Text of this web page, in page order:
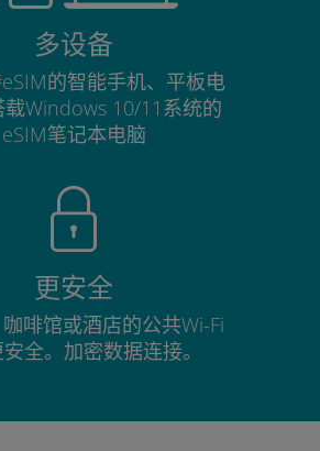
多设备
的智能手机、平板电
载Windows 10/11系统的
eSIM笔记本电脑
更安全
啡馆或酒店的公共Wi-Fi
全。加密数据连接。